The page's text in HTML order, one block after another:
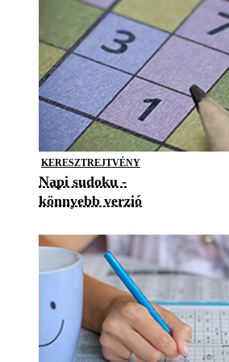
KERESZTREJTVÉNY
Napi sudoku -
könnyebb verzió